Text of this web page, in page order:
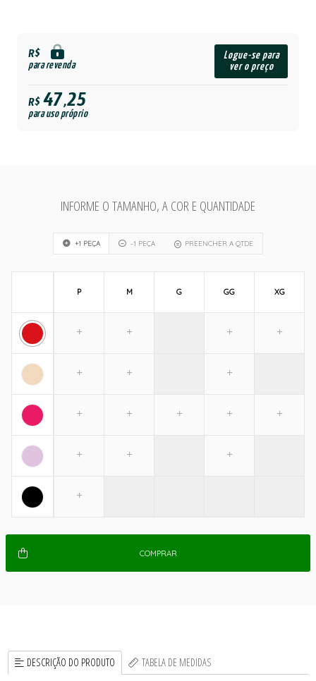
R$
para revenda
Logue-se para
ver o preço
R$47,25
para uso próprio
INFORME O TAMANHO, A COR E QUANTIDADE
+1 PEÇA -1 PEÇA PREENCHER A QTDE
P M G GG XG
COMPRAR
DESCRIÇÃO DO PRODUTO TABELA DE MEDIDAS